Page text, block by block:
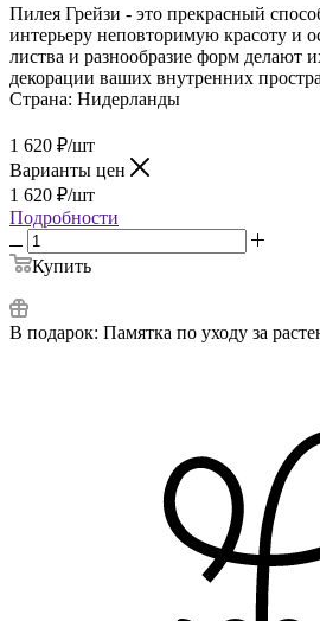
Пилея Грейзи - это прекрасный
интерьеру неповторимую красоту и
листва и разнообразие форм делают
декорации ваших внутренних
Страна: Нидерланды
1 620 ₽/шт
Варианты цен
1 620 ₽/шт
Подробности
Купить
В подарок: Памятка по уходу за